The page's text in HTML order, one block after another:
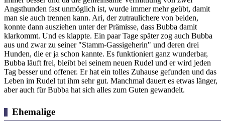
Angsthunden fast unmöglich ist, wurde immer mehr geübt, damit
man sie auch trennen kann. Ari, der zutraulichere von beiden,
konnte dann ausziehen unter der Prämisse, dass Bubba damit
klarkommt. Und es klappte. Ein paar Tage später zog auch Bubba
aus und zwar zu seiner "Stamm-Gassigeherin" und deren drei
Hunden, die er ja schon kannte. Es funktioniert ganz wunderbar,
Bubba läuft frei, bleibt bei seinem neuen Rudel und er wird jeden
Tag besser und offener. Er hat ein tolles Zuhause gefunden und das
Leben im Rudel tut ihm sehr gut. Manchmal dauert es etwas länger,
aber auch für Bubba hat sich alles zum Guten gewandelt.
Ehemalige